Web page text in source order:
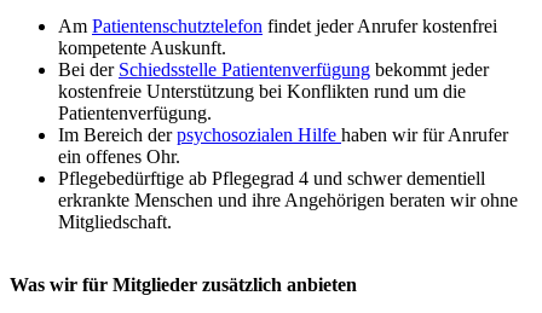
Am Patientenschutztelefon findet jeder Anrufer kostenfrei
kompetente Auskunft.
Bei der Schiedsstelle Patientenverfügung bekommt jeder
kostenfreie Unterstützung bei Konflikten rund um die
Patientenverfügung.
Im Bereich derpsychosozialen Hilfe haben wir für Anrufer
ein offenes Ohr.
Pflegebedürftige ab Pflegegrad 4 und schwer dementiell
erkrankte Menschen und ihre Angehörigen beraten wir ohne
Mitgliedschaft.
Was wir für Mitglieder zusätzlich anbieten